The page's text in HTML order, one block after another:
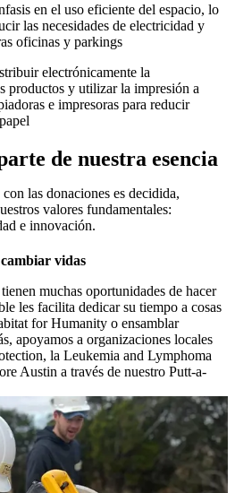
en el uso eficiente del espacio, lo
las necesidades de electricidad y
oficinas y parkings
electrónicamente la
productos y utilizar la impresión a
e impresoras para reducir
de nuestra esencia
las donaciones es decidida,
valores fundamentales:
e innovación.
vidas
muchas oportunidades de hacer
les facilita dedicar su tiempo a cosas
for Humanity o ensamblar
apoyamos a organizaciones locales
la Leukemia and Lymphoma
Austin a través de nuestro Putt-a-